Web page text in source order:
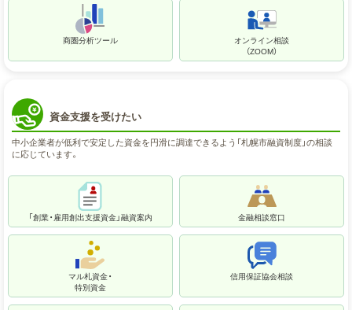
商圏分析ツール
オンライン相談
（ZOOM）
資金支援を受けたい
中小企業者が低利で安定した資金を円滑に調達できるよう「札幌市融資制度」の相談
に応じています。
「創業・雇用創出支援資金」融資案内 金融相談窓口
マル札資金・
特別資金
信用保証協会相談